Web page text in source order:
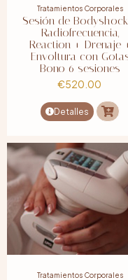
Tratamientos Corporales
Sesión de Bodyshock
Radiofrecuencia,
Reaction + Drenaje +
Envoltura con
Bono 6 sesiones
€520.00
Detalles
Tratamientos Corporales